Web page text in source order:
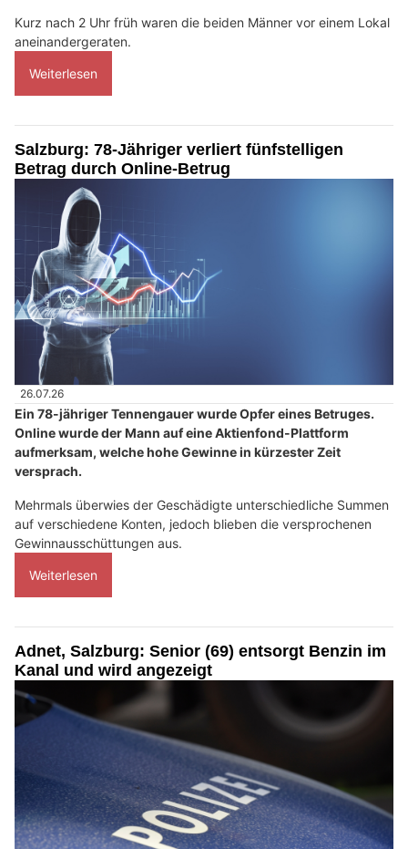
Kurz nach 2 Uhr früh waren die beiden Männer vor einem Lokal
aneinandergeraten.
Weiterlesen
Salzburg: 78-Jähriger verliert fünfstelligen
Betrag durch Online-Betrug
26.07.26
Ein 78-jähriger Tennengauer wurde Opfer eines Betruges.
Online wurde der Mann auf eine Aktienfond-Plattform
aufmerksam, welche hohe Gewinne in kürzester Zeit
versprach.
Mehrmals überwies der Geschädigte unterschiedliche Summen
auf verschiedene Konten, jedoch blieben die versprochenen
Gewinnausschüttungen aus.
Weiterlesen
Adnet, Salzburg: Senior (69) entsorgt Benzin im
Kanal und wird angezeigt